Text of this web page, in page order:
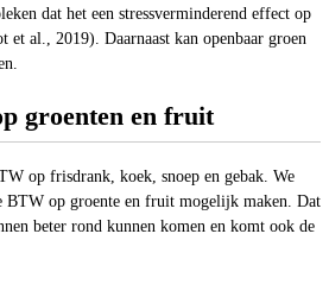
dat het een stressverminderend effect op
et al., 2019). Daarnaast kan openbaar groen
groenten en fruit
op frisdrank, koek, snoep en gebak. We
BTW op groente en fruit mogelijk maken. Dat
beter rond kunnen komen en komt ook de